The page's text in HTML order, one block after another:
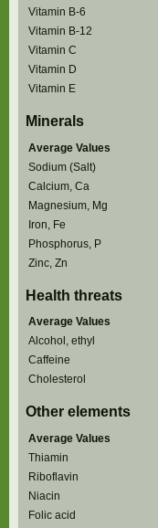
Vitamin B-6
Vitamin B-12
Vitamin C
Vitamin D
Vitamin E
Minerals
Average Values
Sodium (Salt)
Calcium, Ca
Magnesium, Mg
Iron, Fe
Phosphorus, P
Zinc, Zn
Health threats
Average Values
Alcohol, ethyl
Caffeine
Cholesterol
Other elements
Average Values
Thiamin
Riboflavin
Niacin
Folic acid